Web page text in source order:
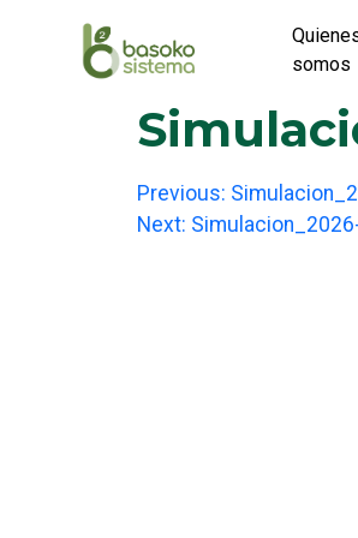
somos
Post
navigation
Previous:
Next: